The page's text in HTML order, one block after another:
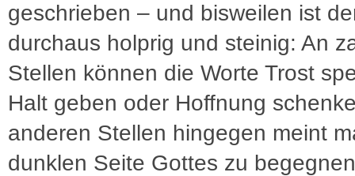
geschrieben – und bisweilen ist
durchaus holprig und steinig: An
Stellen können die Worte Trost
Halt geben oder Hoffnung
anderen Stellen hingegen meint
dunklen Seite Gottes zu